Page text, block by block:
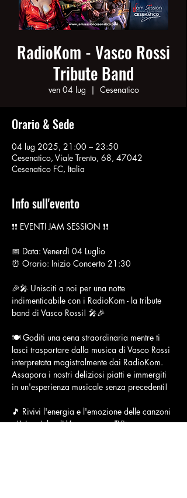
RadioKom - Vasco Rossi
Tribute Band
ven 04 lug
  |
Cesenatico
Orario & Sede
04 lug 2025, 21:00 – 23:50
Cesenatico, Viale Trento, 68, 47042
Cesenatico FC, Italia
Info sull'evento
❗️❗️ EVENTI JAM SESSION ❗️❗️
📅 Data: Venerdì 04 Luglio
⏰ Orario: Inizio Concerto 21:30
🎉🎤 Unisciti a noi per una notte
indimenticabile con i RadioKom - la tribute
band di Vasco Rossi! 🎤🎉
🍽️ Goditi una cena straordinaria mentre ti
lasci trasportare dalla musica di Vasco Rossi
interpretata magistralmente dai RadioKom.
Assapora i nostri deliziosi piatti e immergiti
in un'esperienza musicale senza precedenti!
🎵 Rivivi l'energia e l'emozione delle canzoni
più iconiche di Vasco, come "Vita